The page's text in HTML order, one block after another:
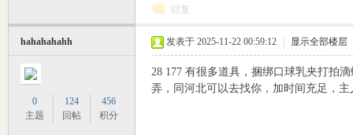
回复
hahahahahh
0
主题
124
回帖
456
积分
发表于 2025-11-22 00:59:12 显示全部楼层
28 177 有很多道具，捆绑口球乳夹打拍
弄，同河北可以去找你，加时间充足，主